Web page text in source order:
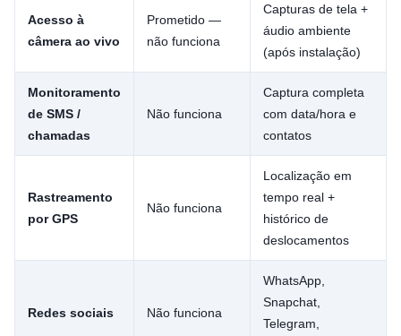
Acesso à
câmera ao vivo
Prometido —
não funciona
Capturas de tela +
áudio ambiente
(após instalação)
Monitoramento
de SMS /
chamadas
Não funciona
Captura completa
com data/hora e
contatos
Rastreamento
por GPS
Não funciona
Localização em
tempo real +
histórico de
deslocamentos
Redes sociais Não funciona
WhatsApp,
Snapchat,
Telegram,